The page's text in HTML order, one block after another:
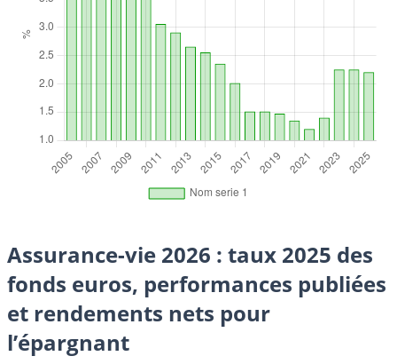
Assurance-vie 2026 : taux 2025 des
fonds euros, performances publiées
et rendements nets pour
l’épargnant